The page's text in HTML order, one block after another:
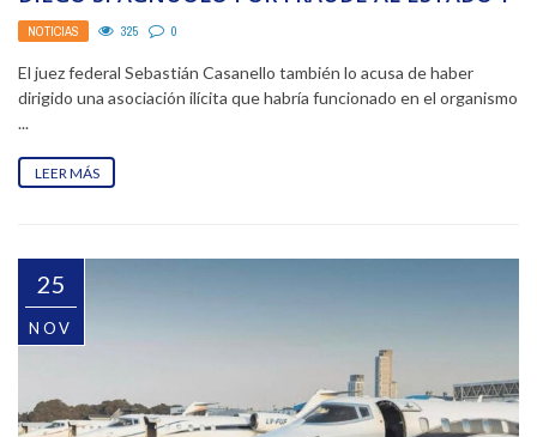
COIMAS
NOTICIAS 325 0
El juez federal Sebastián Casanello también lo acusa de haber
dirigido una asociación ilícita que habría funcionado en el organismo
...
LEER MÁS
25
NOV